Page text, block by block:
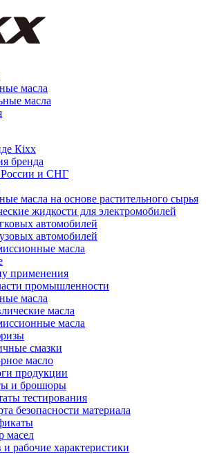
масла
масла
Кіхх
бренда
России и СНГ
масла на основе растительного сырья
жидкости для электромобилей
автомобилей
автомобилей
масла
применения
промышленности
масла
масла
масла
смазки
масло
продукции
и брошюры
тестирования
безопасности материала
масел
и рабочие характеристики